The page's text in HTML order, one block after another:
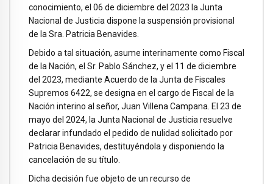
conocimiento, el 06 de diciembre del 2023 la Junta
Nacional de Justicia dispone la suspensión provisional
de la Sra. Patricia Benavides.
Debido a tal situación, asume interinamente como Fiscal
de la Nación, el Sr. Pablo Sánchez, y el 11 de diciembre
del 2023, mediante Acuerdo de la Junta de Fiscales
Supremos 6422, se designa en el cargo de Fiscal de la
Nación interino al señor, Juan Villena Campana. El 23 de
mayo del 2024, la Junta Nacional de Justicia resuelve
declarar infundado el pedido de nulidad solicitado por
Patricia Benavides, destituyéndola y disponiendo la
cancelación de su título.
Dicha decisión fue objeto de un recurso de